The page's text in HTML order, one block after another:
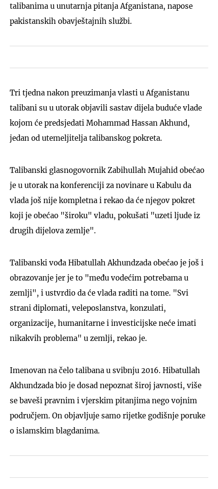
talibanima u unutarnja pitanja Afganistana, napose
pakistanskih obavještajnih službi.
Tri tjedna nakon preuzimanja vlasti u Afganistanu
talibani su u utorak objavili sastav dijela buduće vlade
kojom će predsjedati Mohammad Hassan Akhund,
jedan od utemeljitelja talibanskog pokreta.
Talibanski glasnogovornik Zabihullah Mujahid obećao
je u utorak na konferenciji za novinare u Kabulu da
vlada još nije kompletna i rekao da će njegov pokret
koji je obećao "široku" vladu, pokušati "uzeti ljude iz
drugih dijelova zemlje".
Talibanski vođa Hibatullah Akhundzada obećao je još i
obrazovanje jer je to "među vodećim potrebama u
zemlji", i ustvrdio da će vlada raditi na tome. "Svi
strani diplomati, veleposlanstva, konzulati,
organizacije, humanitarne i investicijske neće imati
nikakvih problema" u zemlji, rekao je.
Imenovan na čelo talibana u svibnju 2016. Hibatullah
Akhundzada bio je dosad nepoznat široj javnosti, više
se baveši pravnim i vjerskim pitanjima nego vojnim
područjem. On objavljuje samo rijetke godišnje poruke
o islamskim blagdanima.